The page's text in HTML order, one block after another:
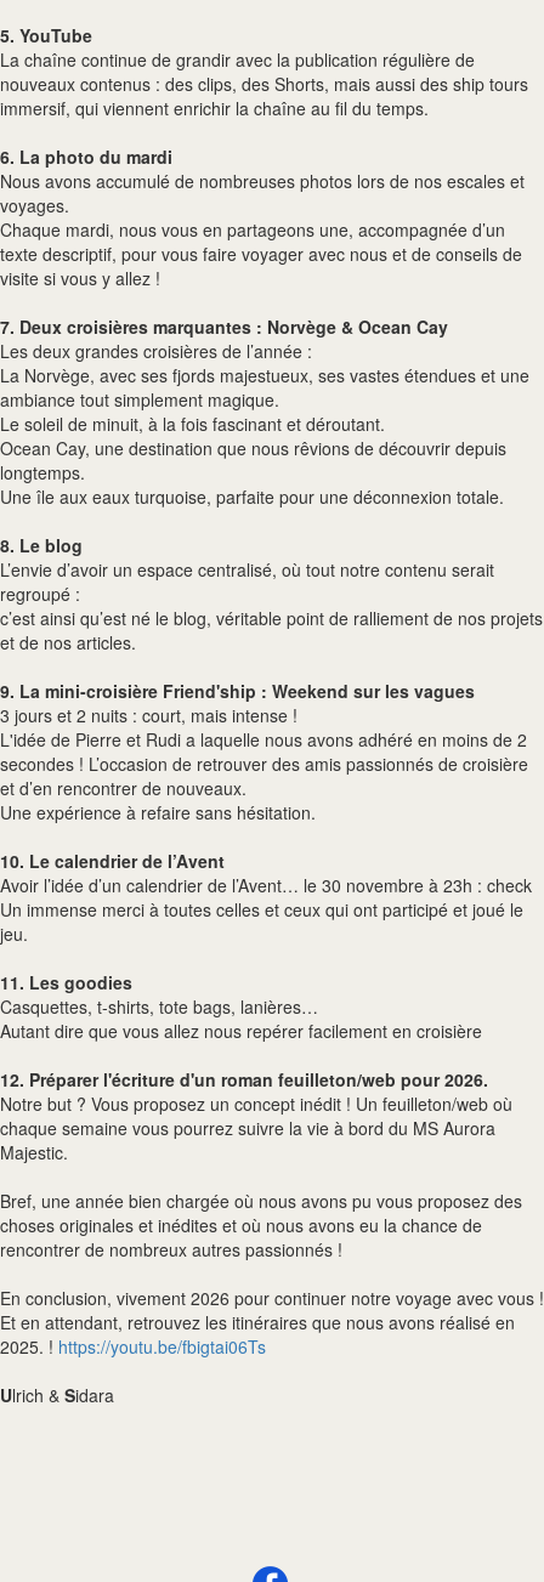
5. YouTube
La chaîne continue de grandir avec la publication régulière de
nouveaux contenus : des clips, des Shorts, mais aussi des ship tours
immersif, qui viennent enrichir la chaîne au fil du temps.
6. La photo du mardi
Nous avons accumulé de nombreuses photos lors de nos escales et
voyages.
Chaque mardi, nous vous en partageons une, accompagnée d’un
texte descriptif, pour vous faire voyager avec nous et de conseils de
visite si vous y allez !
7. Deux croisières marquantes : Norvège & Ocean Cay
Les deux grandes croisières de l’année :
️La Norvège, avec ses fjords majestueux, ses vastes étendues et une
ambiance tout simplement magique.
Le soleil de minuit, à la fois fascinant et déroutant.
Ocean Cay, une destination que nous rêvions de découvrir depuis
longtemps.
Une île aux eaux turquoise, parfaite pour une déconnexion totale.
8. Le blog
L’envie d’avoir un espace centralisé, où tout notre contenu serait
regroupé :
c’est ainsi qu’est né le blog, véritable point de ralliement de nos projets
et de nos articles.
9. La mini-croisière Friend'ship : Weekend sur les vagues
3 jours et 2 nuits : court, mais intense !
L'idée de Pierre et Rudi a laquelle nous avons adhéré en moins de 2
secondes ! L’occasion de retrouver des amis passionnés de croisière
et d’en rencontrer de nouveaux.
Une expérience à refaire sans hésitation.
10. Le calendrier de l’Avent
Avoir l’idée d’un calendrier de l’Avent… le 30 novembre à 23h : check
Un immense merci à toutes celles et ceux qui ont participé et joué le
jeu.
11. Les goodies
Casquettes, t-shirts, tote bags, lanières…
Autant dire que vous allez nous repérer facilement en croisière
12. Préparer l'écriture d'un roman feuilleton/web pour 2026.
Notre but ? Vous proposez un concept inédit ! Un feuilleton/web où
chaque semaine vous pourrez suivre la vie à bord du MS Aurora
Majestic.
Bref, une année bien chargée où nous avons pu vous proposez des
choses originales et inédites et où nous avons eu la chance de
rencontrer de nombreux autres passionnés !
En conclusion, vivement 2026 pour continuer notre voyage avec vous !
Et en attendant, retrouvez les itinéraires que nous avons réalisé en
2025. ! https://youtu.be/fbigtai06Ts
Ulrich & Sidara